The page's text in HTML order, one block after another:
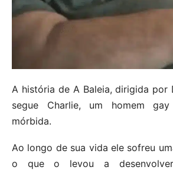
A história de A Baleia, dirigida por
segue Charlie, um homem
mórbida.
Ao longo de sua vida ele sofreu
o que o levou a